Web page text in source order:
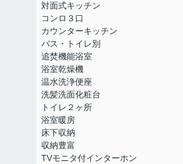
対面式キッチン
コンロ３口
カウンターキッチン
バス・トイレ別
追焚機能浴室
浴室乾燥機
温水洗浄便座
洗髪洗面化粧台
トイレ２ヶ所
浴室暖房
床下収納
収納豊富
TVモニタ付インターホン